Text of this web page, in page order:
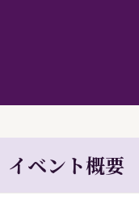
イベント概要